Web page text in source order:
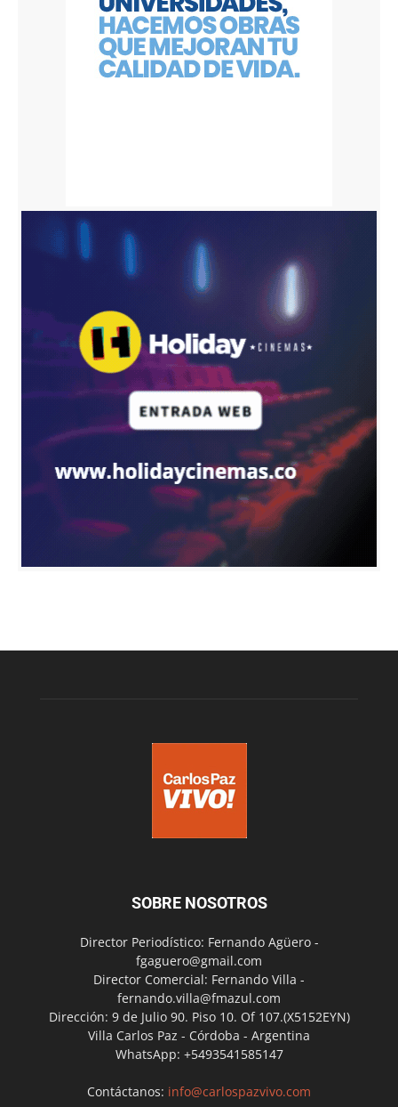
SOBRE NOSOTROS
Director Periodístico: Fernando Agüero -
fgaguero@gmail.com
Director Comercial: Fernando Villa -
fernando.villa@fmazul.com
Dirección: 9 de Julio 90. Piso 10. Of 107.(X5152EYN)
Villa Carlos Paz - Córdoba - Argentina
WhatsApp: +5493541585147
Contáctanos: info@carlospazvivo.com